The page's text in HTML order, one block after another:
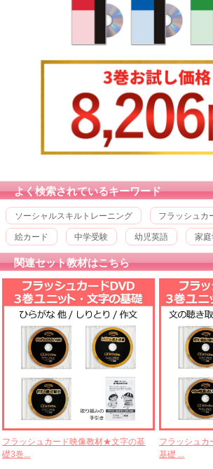
よく検索されているキーワード
ソーシャルスキルトレーニング フラッシュカ
絵カード 中学受験 幼児英語 家
関連セット教材はこちら
フラッシュカード映像教材★文字の基
礎3巻...
フラッシュ
基礎 ...